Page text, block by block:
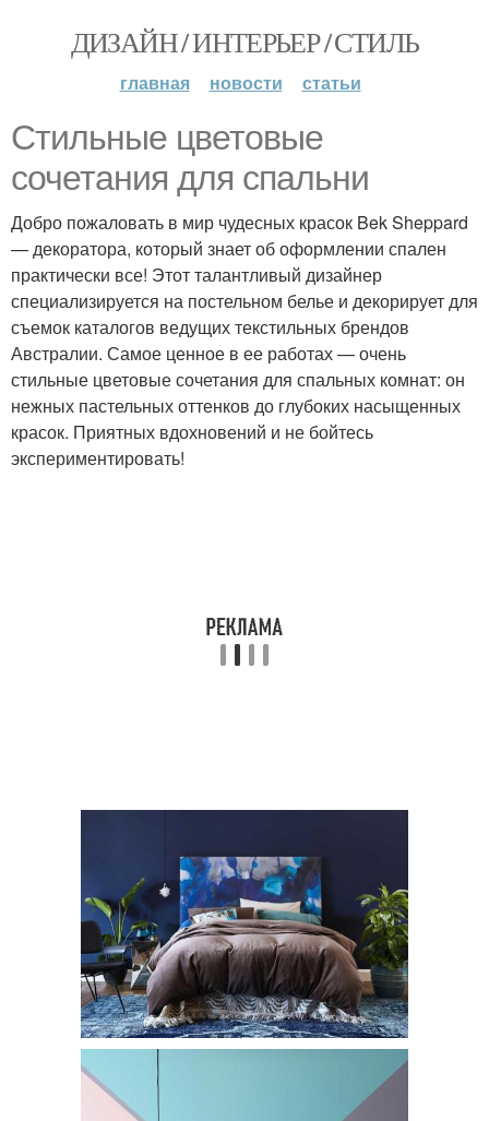
ДИЗАЙН / ИНТЕРЬЕР / СТИЛЬ
главная новости статьи
Стильные цветовые
сочетания для спальни
Добро пожаловать в мир чудесных красок Bek Sheppard
— декоратора, который знает об оформлении спален
практически все! Этот талантливый дизайнер
специализируется на постельном белье и декорирует для
съемок каталогов ведущих текстильных брендов
Австралии. Самое ценное в ее работах — очень
стильные цветовые сочетания для спальных комнат: он
нежных пастельных оттенков до глубоких насыщенных
красок. Приятных вдохновений и не бойтесь
экспериментировать!